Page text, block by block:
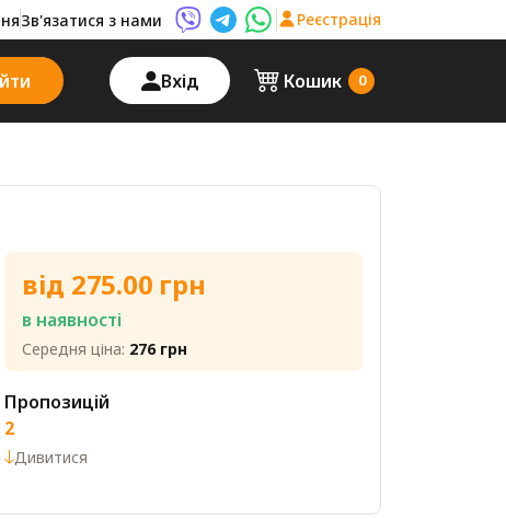
Зв'язатися з нами Viber AutoPalma
Telegram AutoPalma
WhatsApp AutoPalma
Реєстрація
Вхід Кошик 0
від 275.00 грн
в наявності
Середня ціна: 276 грн
Пропозицій
2
Дивитися